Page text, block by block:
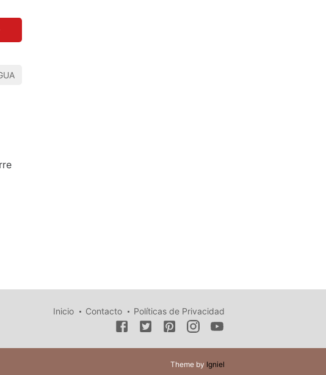
Inicio Contacto Políticas de Privacidad
Theme by Igniel